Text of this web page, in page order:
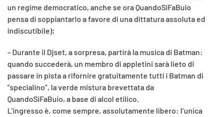
un regime democratico, anche se ora QuandoSiFaBuio
pensa di soppiantarlo a favore di una dittatura assoluta ed
indiscutibile);
– Durante il Djset, a sorpresa, partirà la musica di Batman:
quando succederà, un membro di appletini sarà lieto di
passare in pista a rifornire gratuitamente tutti i Batman di
“specialino”, la verde mistura brevettata da
QuandoSiFaBuio, a base di alcol etilico.
L’ingresso è, come sempre, assolutamente libero: l’unica